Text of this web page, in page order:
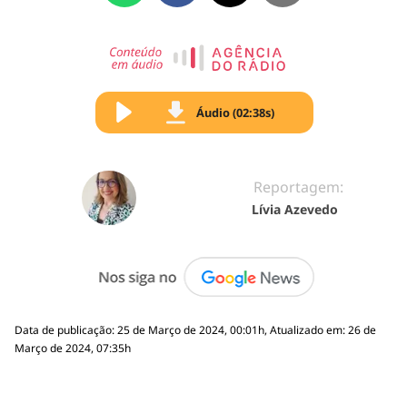
Áudio (02:38s)
Reportagem:
Lívia Azevedo
Data de publicação: 25 de Março de 2024, 00:01h, Atualizado em: 26 de
Março de 2024, 07:35h